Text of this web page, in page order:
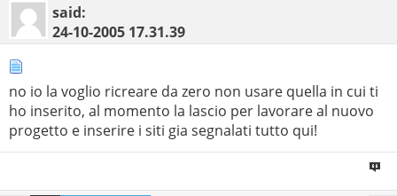
said:
24-10-2005 17.31.39
no io la voglio ricreare da zero non usare quella in cui ti
ho inserito, al momento la lascio per lavorare al nuovo
progetto e inserire i siti gia segnalati tutto qui!